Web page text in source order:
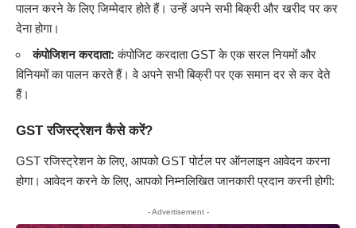
पालन करने के लिए जिम्मेदार होते हैं। उन्हें अपने सभी बिक्री और खरीद पर कर
देना होगा।
कंपोजिशन करदाता: कंपोजिट करदाता GST के एक सरल नियमों और
विनियमों का पालन करते हैं। वे अपने सभी बिक्री पर एक समान दर से कर देते
हैं।
GST रजिस्ट्रेशन कैसे करें?
GST रजिस्ट्रेशन के लिए, आपको GST पोर्टल पर ऑनलाइन आवेदन करना
होगा। आवेदन करने के लिए, आपको निम्नलिखित जानकारी प्रदान करनी होगी:
- Advertisement -